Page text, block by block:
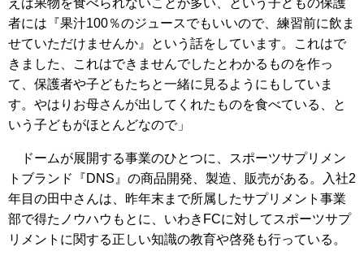
者には『果汁100％のジュースでもいいので、練習前に飲ま
せていただけませんか』という話をしています。これはで
きました、これはできませんでしたとわかるものを作っ
て、保護者や子どもたちと一緒に見るようにもしていま
す。やはりお母さんが出してくれたものを食べている、と
いう子どもがほとんどなので」
ドームが展開する事業のひとつに、スポーツサプリメン
トブランド『DNS』の商品開発、製造、販売がある。入社2
年目の田中さんは、昨年末まで所属したサプリメント事業
部で得たノウハウもとに、いわきFCに対してスポーツサプ
リメントに関する正しい知識の教育や啓発も行っている。